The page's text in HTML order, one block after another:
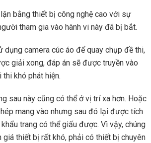
bằng thiết bị công nghệ cao với sự
tham gia vào hành vi này đã bị bắt.
camera cúc áo để quay chụp đề thi,
giải xong, đáp án sẽ được truyền vào
khó phát hiện.
sau này cũng có thể ở vị trí xa hơn. Hoặc
mang vào nhưng sau đó lại được tích
trang có thể giấu được. Vì vậy, chúng
thiết bị rất khó, phải có thiết bị chuyên